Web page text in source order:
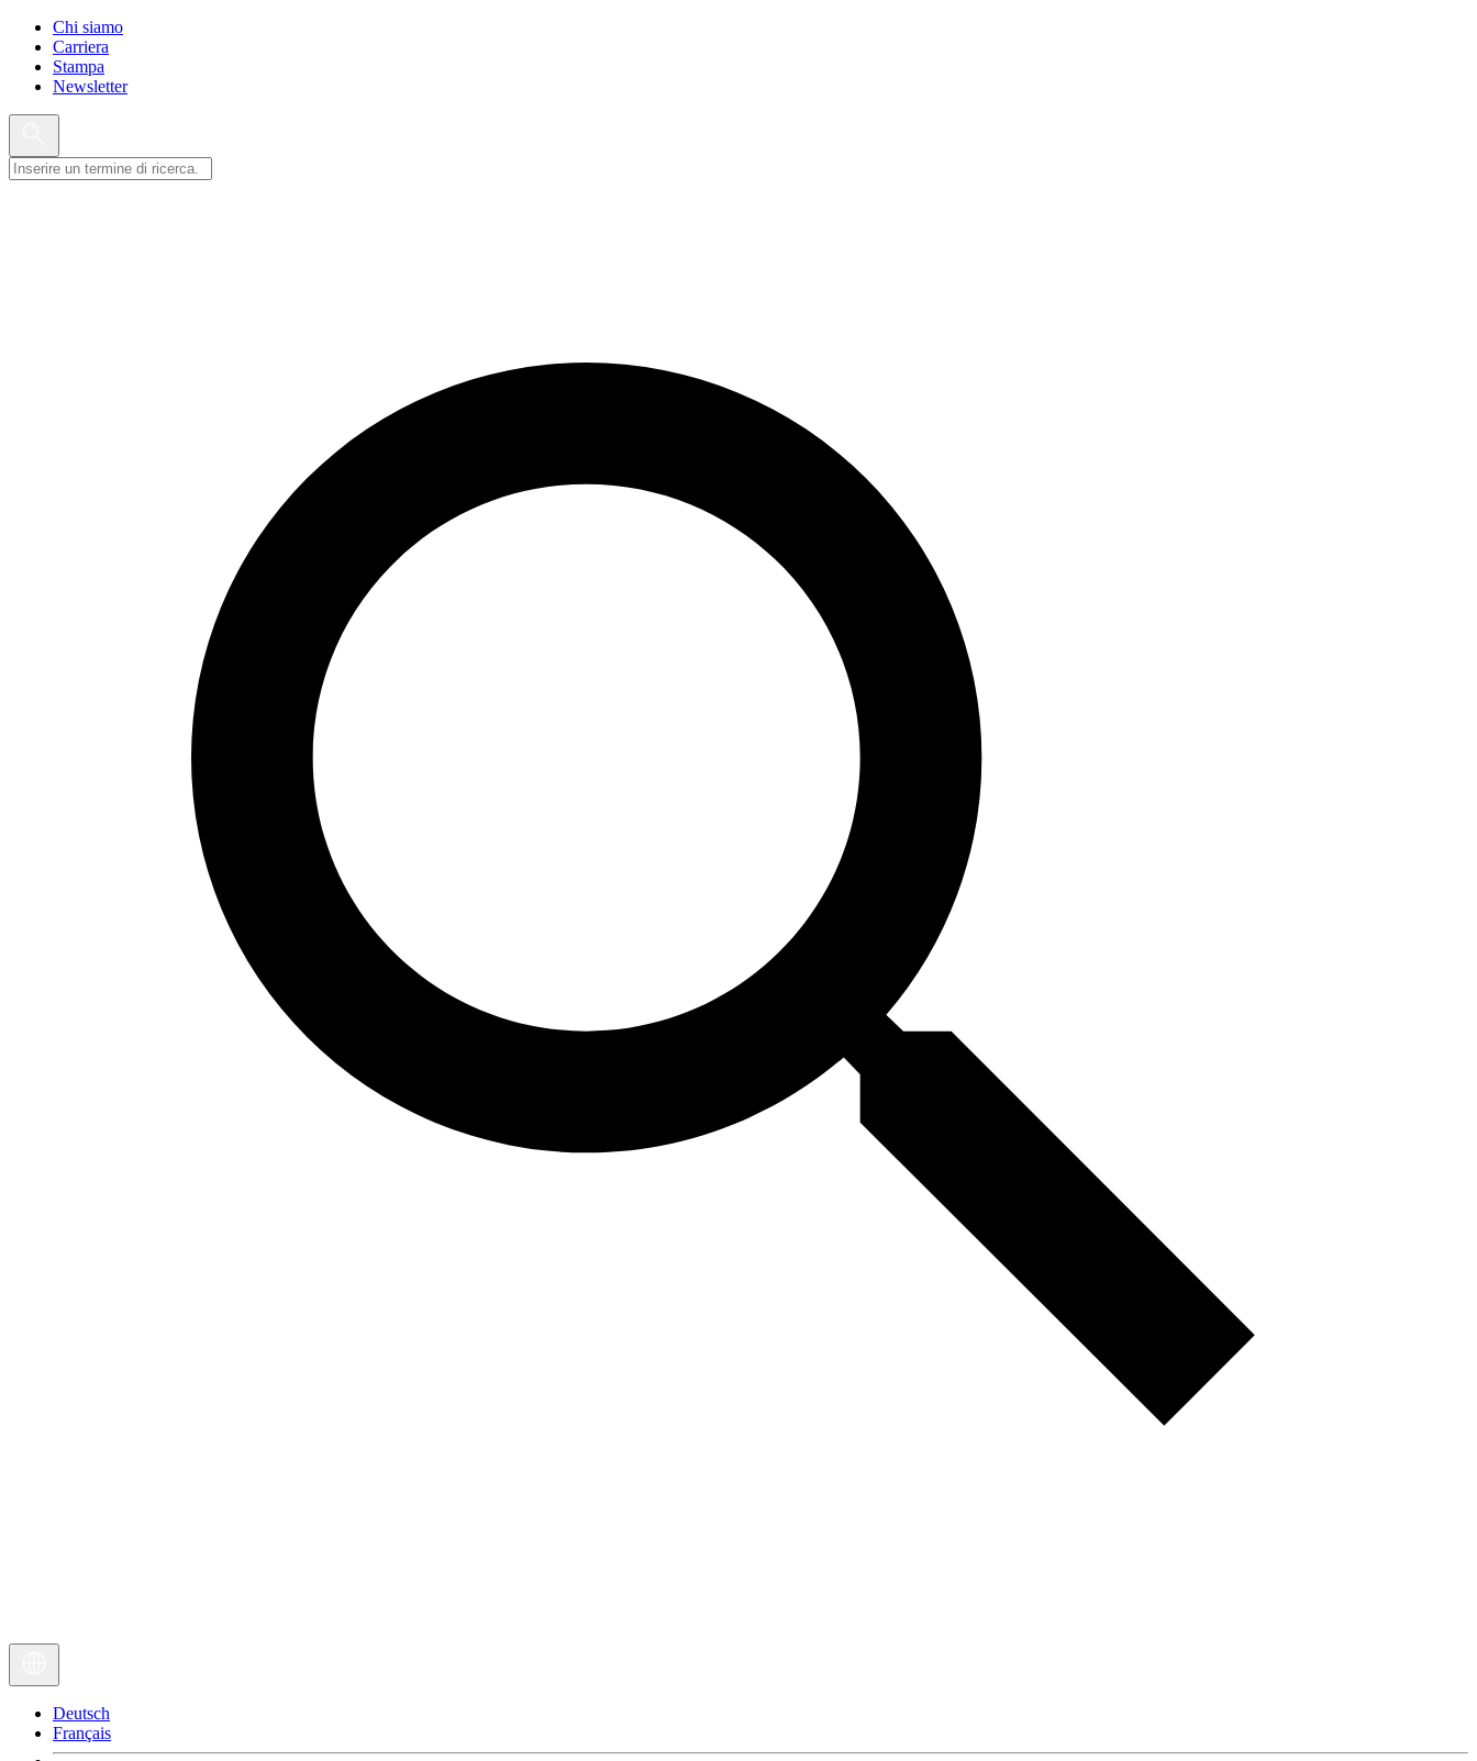
Chi siamo
Carriera
Stampa
Newsletter
Deutsch
Français